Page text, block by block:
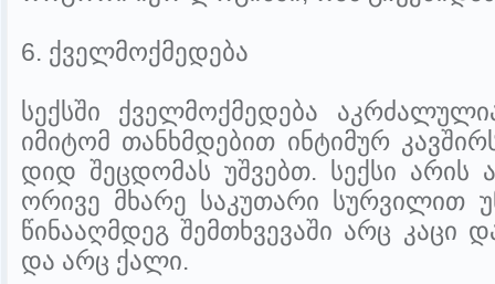
6. ქველმოქმედება
სექსში ქველმოქმედება
იმიტომ თანხმდებით ინტიმურ
დიდ შეცდომას უშვებთ. სექსი არის
ორივე მხარე საკუთარი სურვილით
წინააღმდეგ შემთხვევაში არც კაცი
და არც ქალი.